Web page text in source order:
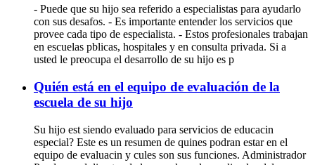
- Puede que su hijo sea referido a especialistas para ayudarlo
con sus desafos. - Es importante entender los servicios que
provee cada tipo de especialista. - Estos profesionales trabajan
en escuelas pblicas, hospitales y en consulta privada. Si a
usted le preocupa el desarrollo de su hijo es p
Quién está en el equipo de evaluación de la
escuela de su hijo
Su hijo est siendo evaluado para servicios de educacin
especial? Este es un resumen de quines podran estar en el
equipo de evaluacin y cules son sus funciones. Administrador